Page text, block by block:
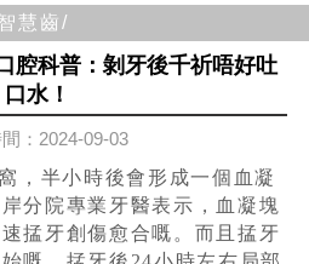
慧齒/
腔科普：剝牙後千祈唔好吐
口水！
：2024-09-03
，半小時後會形成一個血凝
分院專業牙醫表示，血凝塊
掹牙創傷愈合嘅。而且掹牙